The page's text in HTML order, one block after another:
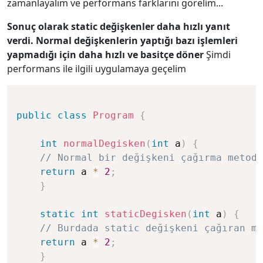
zamanlayalım ve performans farklarını görelim...
Sonuç olarak static değişkenler daha hızlı yanıt
verdi. Normal değişkenlerin yaptığı bazı işlemleri
yapmadığı için daha hızlı ve basitçe dönerŞimdi
performans ile ilgili uygulamaya geçelim
public class Program {
int normalDegisken ( int a )
{
// Normal bir değişkeni çağırma metodu
return a * 2 ;
}
static int staticDegisken ( int a )
{
// Burdada static değişkeni çağıran
return a * 2 ;
}